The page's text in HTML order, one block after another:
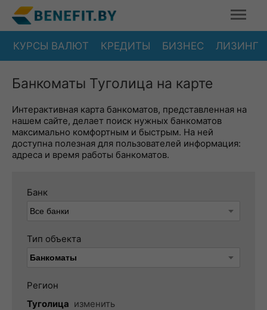
КУРСЫ ВАЛЮТ КРЕДИТЫ БИЗНЕС ЛИЗИНГ
Банкоматы Туголица на карте
Интерактивная карта банкоматов, представленная на
нашем сайте, делает поиск нужных банкоматов
максимально комфортным и быстрым. На ней
доступна полезная для пользователей информация:
адреса и время работы банкоматов.
Банк
Тип объекта
Регион
Туголица изменить